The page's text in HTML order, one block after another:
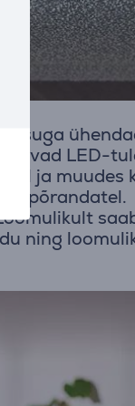
LED-
all ja muudes
põrandatel.
ning